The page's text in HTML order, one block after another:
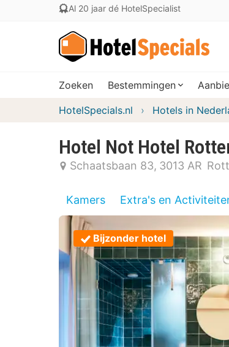
Al 20 jaar dé HotelSpecialist
Zoeken Bestemmingen
HotelSpecials.nl Hotels in
Hotel Not Hotel
Schaatsbaan 83 3013 AR
Kamers Extra's en
Bijzonder hotel